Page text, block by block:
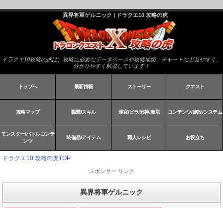
異界将軍ゲルニック | ドラクエ10 攻略の虎
ドラクエ10攻略の虎は、攻略に必要なデータベースや攻略地図、チャートなど見やすく、
分かりやすく解説しています！
トップへ 最新情報 ストーリー クエスト
攻略マップ 職業/スキル 迷宮/ピラ/邪神/魔塔 コンテンツ/施設/システム
モンスター/バトルコンテ
ンツ
装備品/アイテム 職人レシピ お役立ち
ドラクエ10 攻略の虎TOP
スポンサー リンク
異界将軍ゲルニック